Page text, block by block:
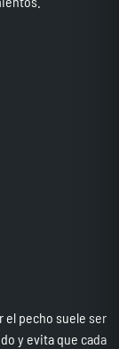
el pecho suele ser
y evita que cada